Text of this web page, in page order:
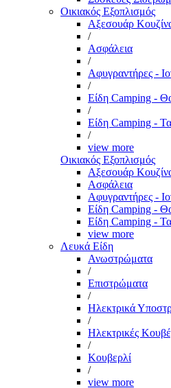
Οικιακός Εξοπλισμός
Αξεσουάρ
/
Ασφάλεια
/
Αφυγραντήρες -
/
Είδη Camping -
/
Είδη Camping -
/
view more
Οικιακός Εξοπλισμός
Αξεσουάρ
Ασφάλεια
Αφυγραντήρες -
Είδη Camping -
Είδη Camping -
view more
Λευκά Είδη
Ανωστρώματα
/
Επιστρώματα
/
Ηλεκτρικά
/
Ηλεκτρικές
/
Κουβερλί
/
view more